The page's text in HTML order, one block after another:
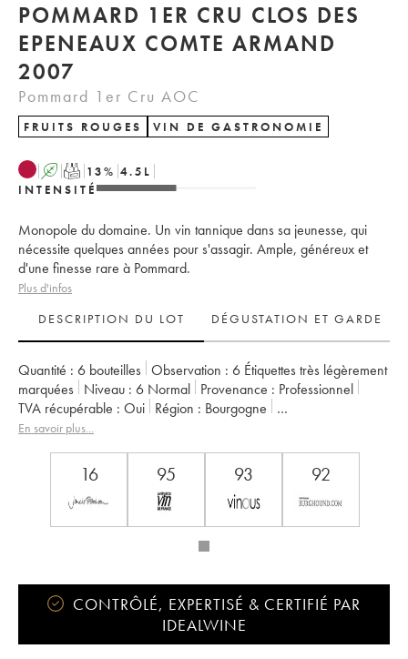
POMMARD 1ER CRU CLOS DES
EPENEAUX COMTE ARMAND
2007
Pommard 1er Cru AOC
FRUITS ROUGES VIN DE GASTRONOMIE
A T 13% 4.5 L
INTENSITÉ
Monopole du domaine. Un vin tannique dans sa jeunesse, qui
nécessite quelques années pour s'assagir. Ample, généreux et
d'une finesse rare à Pommard.
Plus d'infos
DESCRIPTION DU LOT
DÉGUSTATION ET GARDE
Quantité : 6 bouteilles Observation : 6 Étiquettes très légèrement
marquées
Niveau : 6 Normal Provenance :
professionnel
TVA récupérable :
oui Région :
Bourgogne
Appellation :
En savoir plus...
16 95 93 92
CONTRÔLÉ, EXPERTISÉ & CERTIFIÉ PAR
IDEALWINE